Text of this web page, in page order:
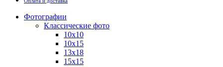
Фотографии
Классические фото
10х10
10х15
13х18
15х15